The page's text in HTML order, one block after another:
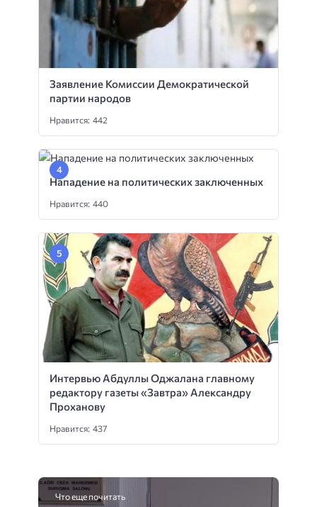
Заявление Комиссии Демократической
партии народов
Нравится: 442
Нападение на политических заключенных
Нравится: 440
Интервью Абдуллы Оджалана главному
редактору газеты «Завтра» Александру
Проханову
Нравится: 437
Что еще почитать